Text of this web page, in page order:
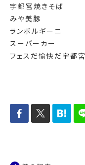
宇都宮焼きそば
みや美豚
ランボルギーニ
スーパーカー
フェスだ愉快だ宇都宮